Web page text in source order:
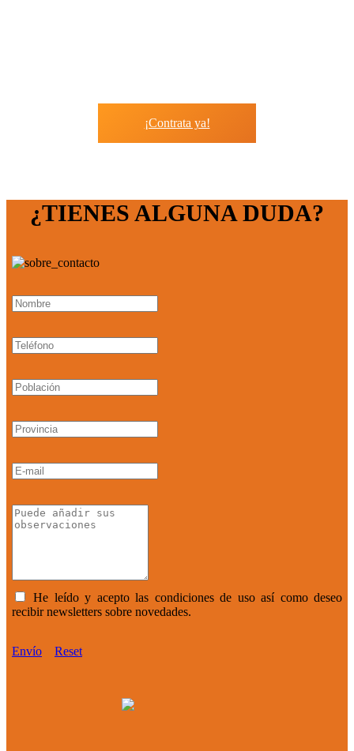
¡Contrata ya!
¿TIENES ALGUNA DUDA?
He leído y acepto las condiciones de uso así como deseo
recibir newsletters sobre novedades.
Envío Reset